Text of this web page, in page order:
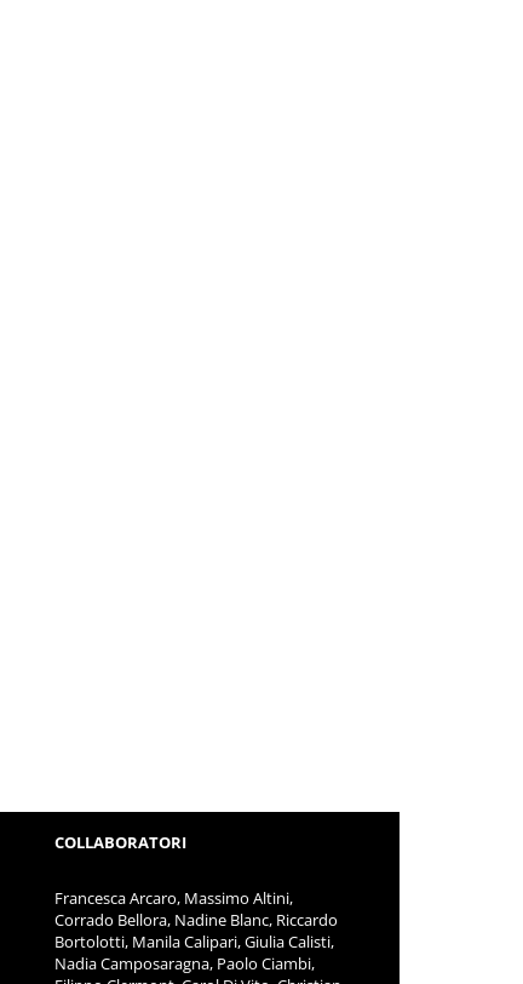
COLLABORATORI
Francesca Arcaro, Massimo Altini,
Corrado Bellora, Nadine Blanc, Riccardo
Bortolotti, Manila Calipari, Giulia Calisti,
Nadia Camposaragna, Paolo Ciambi,